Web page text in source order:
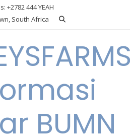
+2782 444 YEAH
South Africa
BUMN